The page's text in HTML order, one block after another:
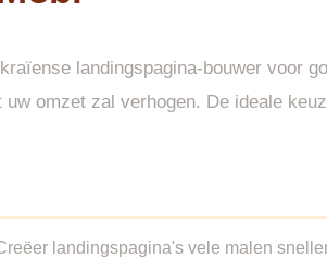
landingspagina-bouwer voor
omzet zal verhogen. De ideale
landingspagina's vele malen